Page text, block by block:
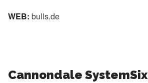
WEB: bulls.de
Cannondale SystemSix